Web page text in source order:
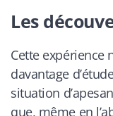
Les
Cette expérience
davantage
situation
que, même en